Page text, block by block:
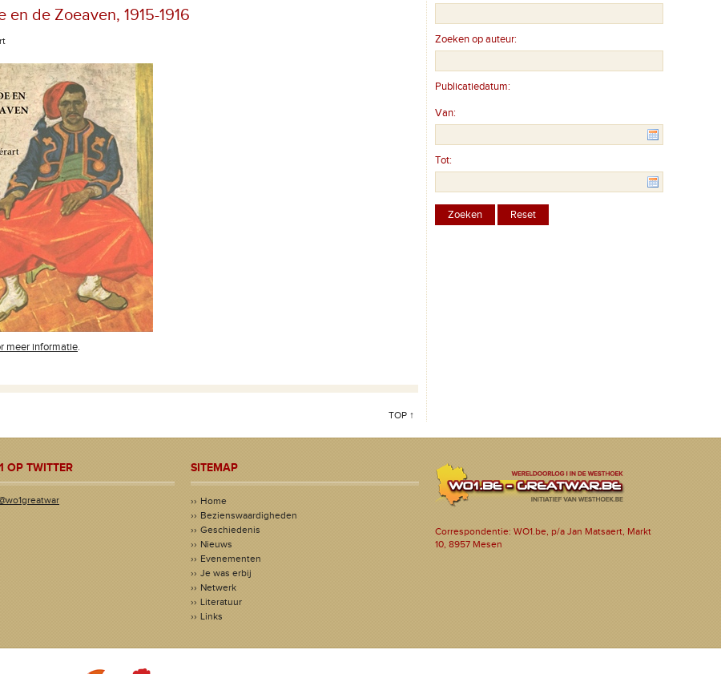
en de Zoeaven, 1915-1916
meer informatie.
TOP ↑
Zoeken op auteur:
Publicatiedatum:
Van:
Tot:
OP TWITTER SITEMAP
Home
Bezienswaardigheden
Geschiedenis
Nieuws
Evenementen
Je was erbij
Netwerk
Literatuur
Links
Correspondentie: WO1.be, p/a Jan Matsaert, Markt
10, 8957 Mesen